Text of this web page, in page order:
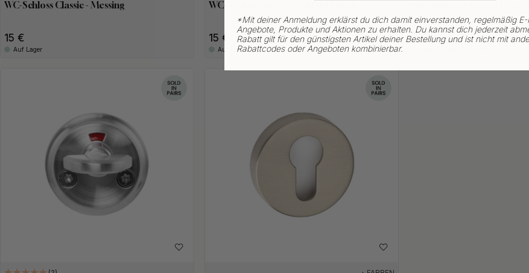
WC-Schloss Classic - Messing
15 €
Auf Lager
WC-Schloss Form - Edelstahl-Optik
15 €
Auf Lager
15 €
*Mit deiner Anmeldung erklärst du dich damit einverstanden, regelmäßig
Angebote, Produkte und Aktionen zu erhalten. Du kannst dich jederzeit
Rabatt gilt für den günstigsten Artikel deiner Bestellung und ist nicht mit
Rabattcodes oder Angeboten kombinierbar.